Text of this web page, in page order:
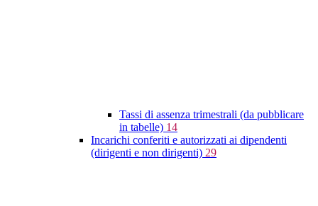
Tassi di assenza trimestrali (da pubblicare
in tabelle) 14
Incarichi conferiti e autorizzati ai dipendenti
(dirigenti e non dirigenti) 29